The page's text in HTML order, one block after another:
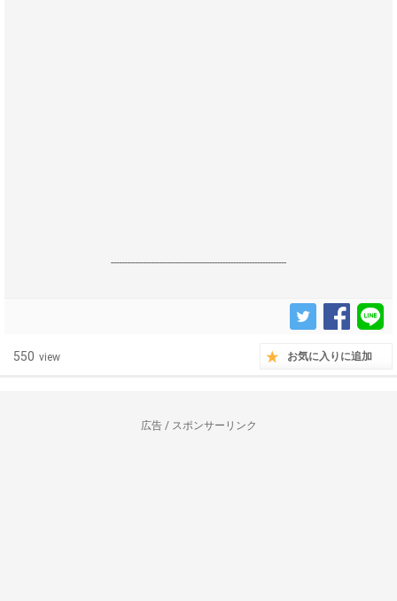
------------------------------------------------------------------
550 view お気に入りに追加
広告 / スポンサーリンク